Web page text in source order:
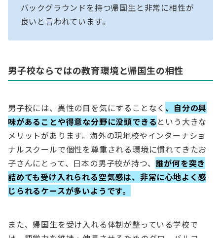
バックグラウンドを持つ帰国生と非常に相性が
良いと言われています。
男子校ならではの教育環境と帰国生の相性
男子校には、異性の目を気にすることなく、自分の興
味があることや得意な分野に没頭できる という大きな
メリットがあります。海外の現地校やインターナショ
ナルスクールで個性を尊重される環境に慣れてきたお
子さんにとって、日本の男子校が持つ、誰が何を突き
詰めても受け入れられる空気感は、非常に心地よく感
じられるケースが多いようです。
また、帰国生を受け入れる体制が整っている学校で